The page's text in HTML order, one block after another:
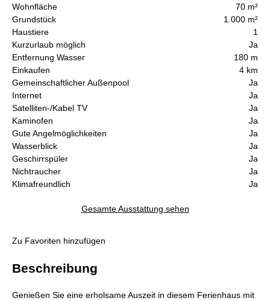
Wohnfläche
70 m²
Grundstück
1.000 m²
Haustiere
1
Kurzurlaub möglich
Ja
Entfernung Wasser
180 m
Einkaufen
4 km
Gemeinschaftlicher Außenpool
Ja
Internet
Ja
Satelliten-/Kabel TV
Ja
Kaminofen
Ja
Gute Angelmöglichkeiten
Ja
Wasserblick
Ja
Geschirrspüler
Ja
Nichtraucher
Ja
Klimafreundlich
Ja
Gesamte Ausstattung sehen
Zu Favoriten hinzufügen
Beschreibung
Genießen Sie eine erholsame Auszeit in diesem Ferienhaus mit